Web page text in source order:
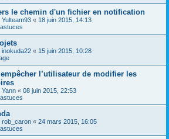
le chemin d'un fichier en notification
Yulteam93 « 18 juin 2015, 14:13
inokuda22 « 15 juin 2015, 10:28
l’utilisateur de modifier les
Yann « 08 juin 2015, 22:53
rob_caron « 24 mars 2015, 16:05